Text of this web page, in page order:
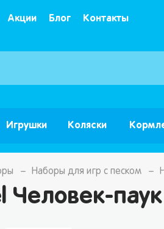
Акции Блог Контакты
Интернет магазин
Игрушки Коляски
Наборы для игр с песком
Человек-